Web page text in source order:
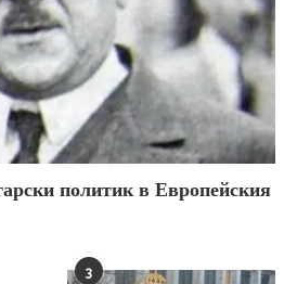
политик в Европейския
3